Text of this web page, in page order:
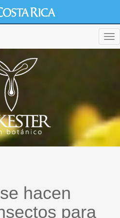
hacen
para